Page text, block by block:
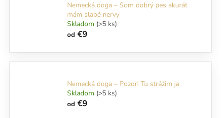
Nemecká doga – Som dobrý pes akurát
mám slabé nervy
Skladom (>5 ks)
od €9
Nemecká doga – Pozor! Tu strážim ja
Skladom (>5 ks)
od €9